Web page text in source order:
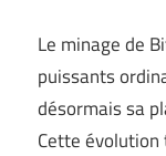
Le minage de
puissants
désormais sa
Cette évolution